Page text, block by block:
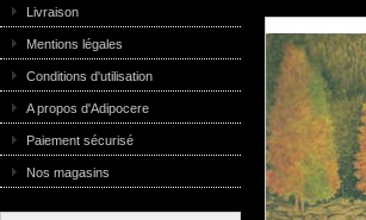
Livraison
Mentions légales
Conditions d'utilisation
A propos d'Adipocere
Paiement sécurisé
Nos magasins